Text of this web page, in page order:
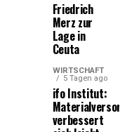
Friedrich
Merz zur
Lage in
Ceuta
WIRTSCHAFT
5 Tagen ago
ifo Institut:
Materialversorgung
verbessert